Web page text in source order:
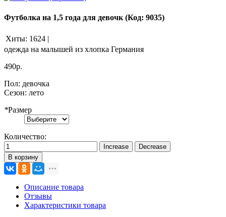
Футболка на 1,5 года для девочк (Код: 9035)
Хиты: 1624 |
одежда на малышей из хлопка Германия
490р.
Пол: девочка
Сезон: лето
*Размер
Количество:
В корзину
Описание товара
Отзывы
Характеристики товара